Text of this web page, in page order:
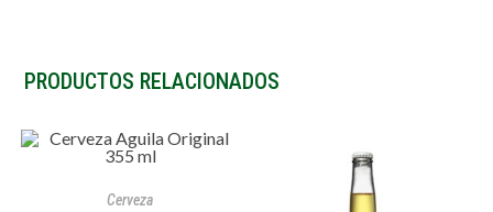
PRODUCTOS RELACIONADOS
Cerveza